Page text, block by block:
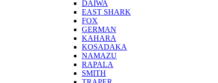
DAIWA
EAST SHARK
FOX
GERMAN
KAHARA
KOSADAKA
NAMAZU
RAPALA
SMITH